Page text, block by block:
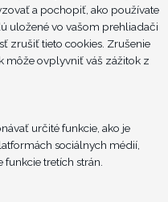
a pochopiť, ako používate
uložené vo vašom prehliadači
zrušiť tieto cookies. Zrušenie
môže ovplyvniť váš zážitok z
určité funkcie, ako je
sociálnych médií,
tretích strán.